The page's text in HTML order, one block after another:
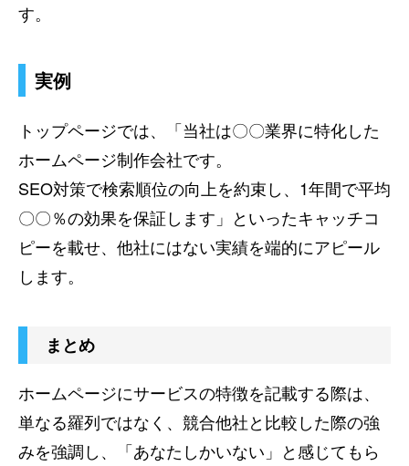
す。
実例
トップページでは、「当社は〇〇業界に特化した
ホームページ制作会社です。
SEO対策で検索順位の向上を約束し、1年間で平均
〇〇％の効果を保証します」といったキャッチコ
ピーを載せ、他社にはない実績を端的にアピール
します。
まとめ
ホームページにサービスの特徴を記載する際は、
単なる羅列ではなく、競合他社と比較した際の強
みを強調し、「あなたしかいない」と感じてもら